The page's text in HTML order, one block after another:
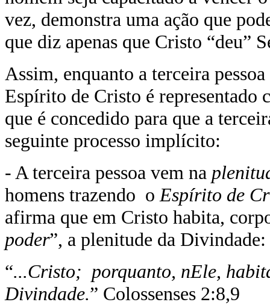
vez, demonstra uma ação que
que diz apenas que Cristo “deu”
Assim, enquanto a terceira
Espírito de Cristo é representado
que é concedido para que a
seguinte processo implícito:
- A terceira pessoa vem na
homens trazendo o Espírito de
afirma que em Cristo habita,
poder”, a plenitude da Divindade:
“...Cristo; porquanto, nEle,
Divindade.” Colossenses 2:8,9